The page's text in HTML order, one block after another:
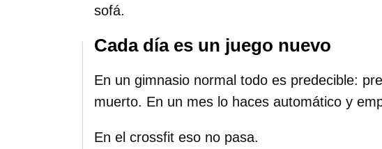
sofá.
Cada día es un juego nuevo
En un gimnasio normal todo es predecible:
muerto. En un mes lo haces automático y
En el crossfit eso no pasa.